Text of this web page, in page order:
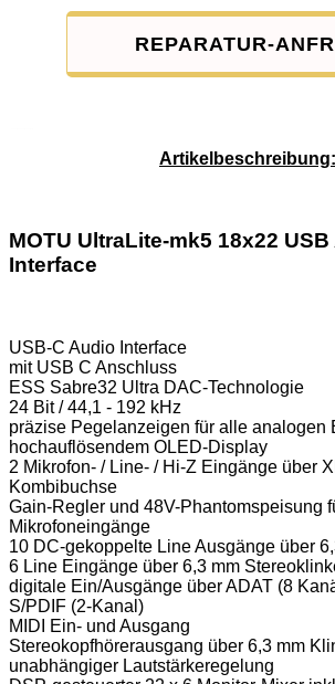
REPARATUR-
Artikelbeschreibung:
MOTU UltraLite-mk5 18x22
Interface
USB-C Audio Interface
mit USB C Anschluss
ESS Sabre32 Ultra DAC-Technologie
24 Bit / 44,1 - 192 kHz
präzise Pegelanzeigen für alle analogen
hochauflösendem OLED-Display
2 Mikrofon- / Line- / Hi-Z Eingänge über
Kombibuchse
Gain-Regler und 48V-Phantomspeisung
Mikrofoneingänge
10 DC-gekoppelte Line Ausgänge über
6 Line Eingänge über 6,3 mm
digitale Ein/Ausgänge über ADAT (8
S/PDIF (2-Kanal)
MIDI Ein- und Ausgang
Stereokopfhörerausgang über 6,3 mm
unabhängiger Lautstärkeregelung